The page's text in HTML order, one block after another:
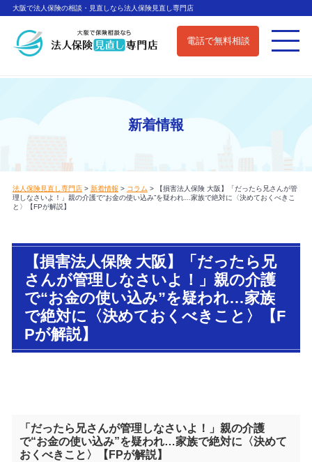
大阪で法人保険の相談・見直しなら法人保険見直し専門店
電話で無料相談
新着情報
法人保険見直し専門店> 新着情報 > コラム >
【損害法人保険 大阪】「だったら兄さんが管
理しなさいよ！」親の介護で“お金の使い込み”を疑われ…家族で絶対に〈決めておくべきこ
と〉【FPが解説】
【損害法人保険 大阪】「だったら兄
さんが管理しなさいよ！」親の介護
で“お金の使い込み”を疑われ…家族
で絶対に〈決めておくべきこと〉【F
Pが解説】
「だったら兄さんが管理しなさいよ！」親の介護
で“お金の使い込み”を疑われ…家族で絶対に〈決めて
おくべきこと〉【FPが解説】